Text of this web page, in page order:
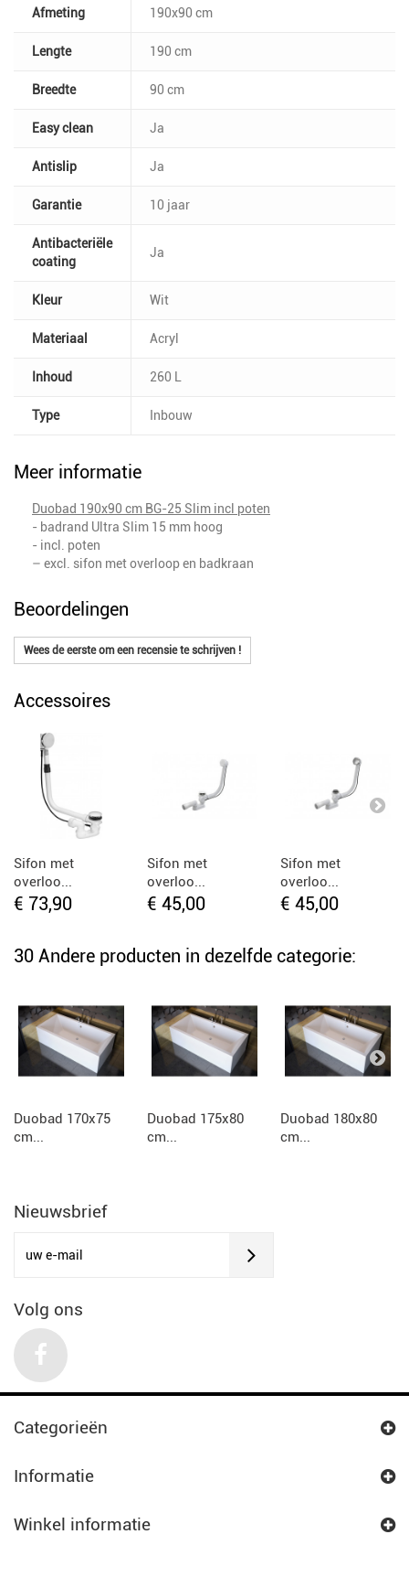
Afmeting 190x90 cm
Lengte 190 cm
Breedte 90 cm
Easy clean Ja
Antislip Ja
Garantie 10 jaar
Antibacteriële
coating
Ja
Kleur Wit
Materiaal Acryl
Inhoud 260 L
Type Inbouw
Meer informatie
Duobad 190x90 cm BG-25 Slim incl poten
- badrand Ultra Slim 15 mm hoog
- incl. poten
– excl. sifon met overloop en badkraan
Beoordelingen
Wees de eerste om een recensie te schrijven !
Accessoires
Sifon met
overloo...
€ 73,90
Sifon met
overloo...
€ 45,00
Sifon met
overloo...
€ 45,00
30 Andere producten in dezelfde categorie:
Duobad 170x75
cm...
Duobad 175x80
cm...
Duobad 180x80
cm...
Nieuwsbrief
Volg ons
Categorieën
Informatie
Winkel informatie